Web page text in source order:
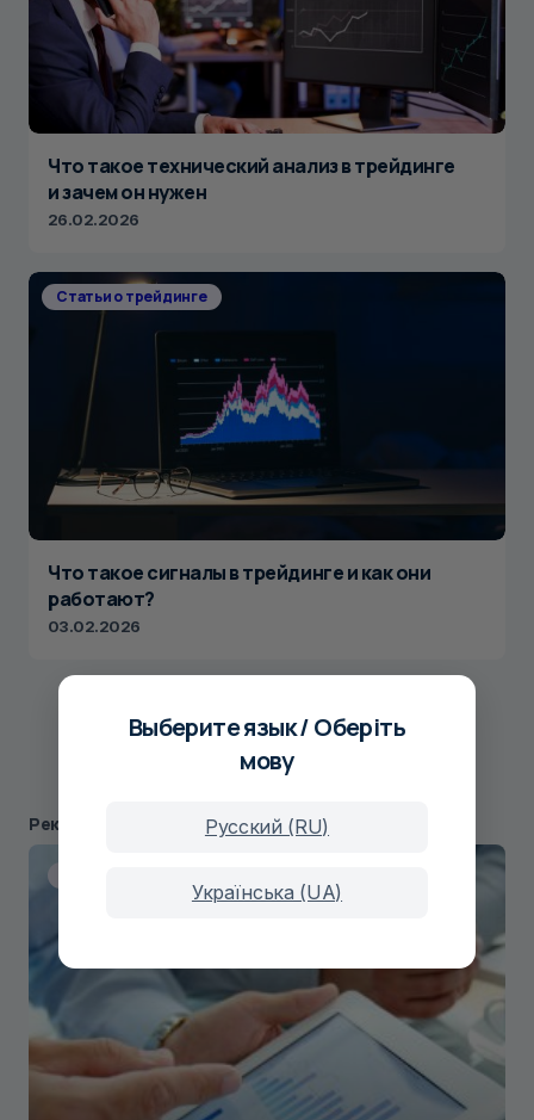
Выберите язык / Оберіть
мову
Русский (RU)
Українська (UA)
Что такое технический анализ в трейдинге
и зачем он нужен
26.02.2026
Статьи о трейдинге
Что такое сигналы в трейдинге и как они
работают?
03.02.2026
1 2 3
Рекомендуемые